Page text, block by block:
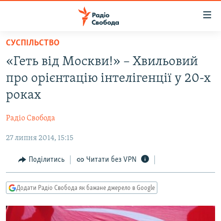
Перейти
основного
матеріалу
Перейти
до
основної
Перейти
пошуку
ВСЕ ЗА ДОБУ
СТАТТІ
ЕКОНОМІКА
СУСПІЛЬСТВО
КУЛЬТУРА
УКРАЇНА
СВІТ
РОСІЙСЬКА «ФІЛЬТРАЦІЯ»
ДОНБАС.РЕАЛІЇ
КРИМ.РЕАЛІЇ
СХЕМИ
ПРИАЗОВ’Я
СУСПІЛЬСТВО
«Геть від Москви!» – Хвильовий
про орієнтацію інтелігенції у 20-х
роках
Радіо Свобода
27 липня 2014, 15:15
Поділитись Читати без VPN
Додати Радіо Свобода як бажане джерело в Google